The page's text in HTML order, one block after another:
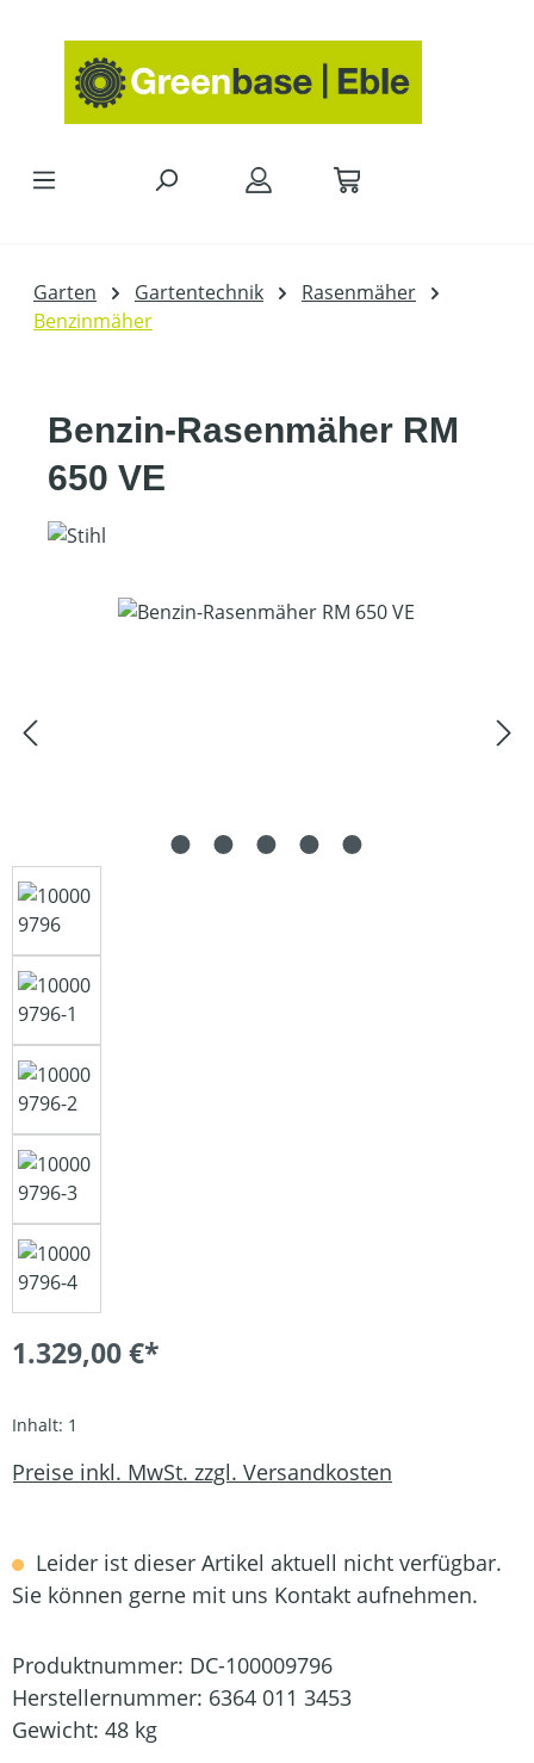
Garten Gartentechnik
Rasenmäher
Benzinmäher
Benzin-Rasenmäher RM
650 VE
Bildergalerie überspringen
1.329,00 €*
Inhalt: 1
Preise inkl. MwSt. zzgl. Versandkosten
Leider ist dieser Artikel aktuell nicht verfügbar.
Sie können gerne mit uns Kontakt aufnehmen.
Produktnummer: DC-100009796
Herstellernummer: 6364 011 3453
Gewicht: 48 kg